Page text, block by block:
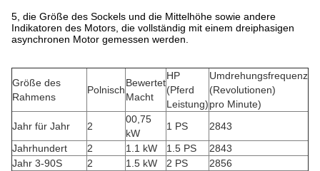
5, die Größe des Sockels und die Mittelhöhe sowie andere
Indikatoren des Motors, die vollständig mit einem dreiphasigen
asynchronen Motor gemessen werden.
Größe des
Rahmens
Polnisch
Bewertet
Macht
HP
(Pferd
Leistung)
Umdrehungsfrequenz
(Revolutionen)
pro Minute)
Jahr für Jahr
2
00,75
kW
1 PS
2843
Jahrhundert
2 1.1 kW 1.5 PS
2843
Jahr 3-90S
2 1.5 kW 2 PS
2856